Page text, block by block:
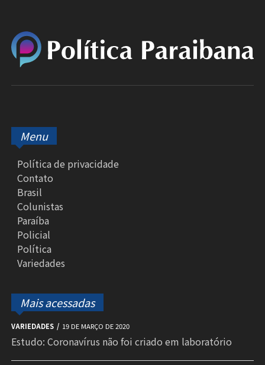
Menu
Política de privacidade
Contato
Brasil
Colunistas
Paraíba
Policial
Política
Variedades
Mais acessadas
VARIEDADES 19 DE MARÇO DE 2020
Estudo: Coronavírus não foi criado em laboratório